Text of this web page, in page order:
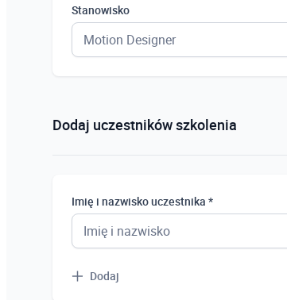
Stanowisko
Dodaj uczestników szkolenia
Imię i nazwisko uczestnika *
Dodaj